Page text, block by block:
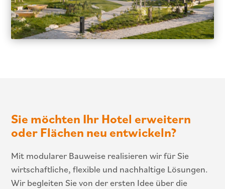
Sie möchten Ihr Hotel erweitern
oder Flächen neu entwickeln?
Mit modularer Bauweise realisieren wir für Sie
wirtschaftliche, flexible und nachhaltige Lösungen.
Wir begleiten Sie von der ersten Idee über die